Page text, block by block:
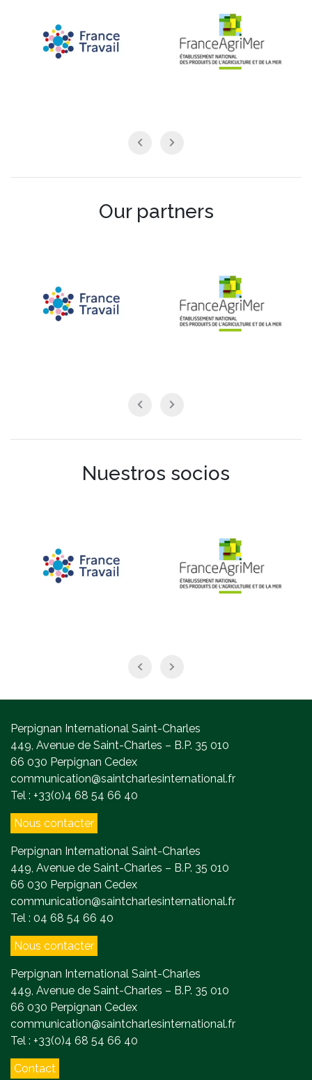
Our partners
Nuestros socios
Perpignan International Saint-Charles
449, Avenue de Saint-Charles – B.P. 35 010
66 030 Perpignan Cedex
communication@saintcharlesinternational.fr
Tel : +33(0)4 68 54 66 40
Nous contacter
Perpignan International Saint-Charles
449, Avenue de Saint-Charles – B.P. 35 010
66 030 Perpignan Cedex
communication@saintcharlesinternational.fr
Tel : 04 68 54 66 40
Nous contacter
Perpignan International Saint-Charles
449, Avenue de Saint-Charles – B.P. 35 010
66 030 Perpignan Cedex
communication@saintcharlesinternational.fr
Tel : +33(0)4 68 54 66 40
Contact